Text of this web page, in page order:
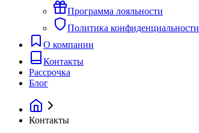
Программа лояльности
Политика конфиденциальности
О компании
Контакты
Рассрочка
Блог
Контакты